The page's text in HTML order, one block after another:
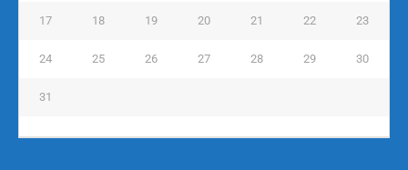
17 18 19 20 21 22 23
24 25 26 27 28 29 30
31